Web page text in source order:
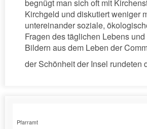
begnügt man sich oft mit
Kirchgeld und diskutiert weniger
untereinander soziale,
Fragen des täglichen Lebens
Bildern aus dem Leben der
der Schönheit der Insel rundeten
Pfarramt